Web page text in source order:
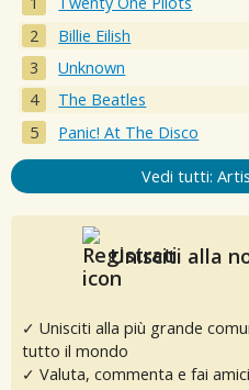
Billie Eilish
Unknown
The Beatles
Panic! At The Disco
Vedi tutti:
Unisciti alla
✓ Unisciti alla più grande
tutto il mondo
✓ Valuta, commenta e fai